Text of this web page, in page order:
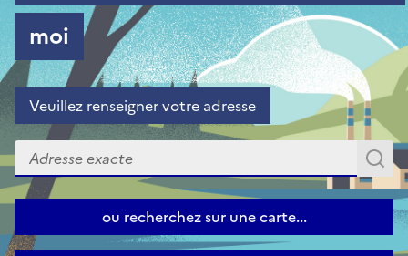
moi
Veuillez renseigner votre adresse
Veuillez renseigner votre adresse exacte
ou recherchez sur une carte...